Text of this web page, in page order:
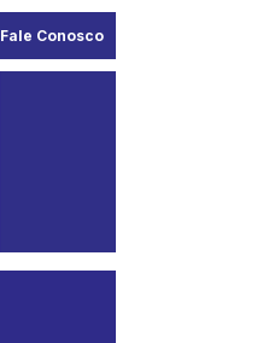
Fale Conosco